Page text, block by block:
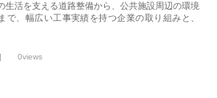
生活を支える道路整備から、公共施設周辺の環境
で、幅広い工事実績を持つ企業の取り組みと、
0views